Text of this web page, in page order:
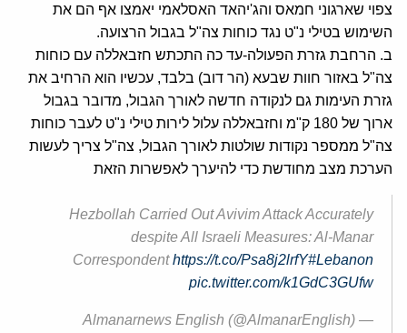
צפוי שארגוני חמאס והג'יהאד האסלאמי יאמצו אף הם את
השימוש בטילי נ"ט נגד כוחות צה"ל בגבול הרצועה.
ב. הרחבת גזרת הפעולה-עד כה התכתש חזבאללה עם כוחות
צה"ל באזור חוות שבעא (הר דוב) בלבד, עכשיו הוא הרחיב את
גזרת העימות גם לנקודה חדשה לאורך הגבול, מדובר בגבול
ארוך של 180 ק"מ וחזבאללה עלול לירות טילי נ"ט לעבר כוחות
צה"ל ממספר נקודות שולטות לאורך הגבול, צה"ל צריך לעשות
הערכת מצב מחודשת כדי להיערך לאפשרות הזאת
Hezbollah Carried Out Avivim Attack Accurately
despite All Israeli Measures: Al-Manar
Correspondenthttps://t.co/Psa8j2lrfY#Lebanon
pic.twitter.com/k1GdC3GUfw
— Almanarnews English (@AlmanarEnglish)